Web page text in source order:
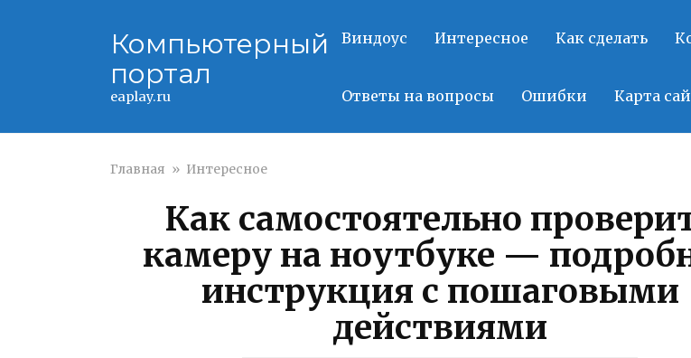
Компьютерный
портал
eaplay.ru
Виндоус Интересное Как сделать
Ответы на вопросы Ошибки Карта
Главная » Интересное
Как самостоятельно
камеру на ноутбуке —
инструкция с пошаговыми
действиями